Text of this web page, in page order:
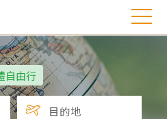
自由行
目的地